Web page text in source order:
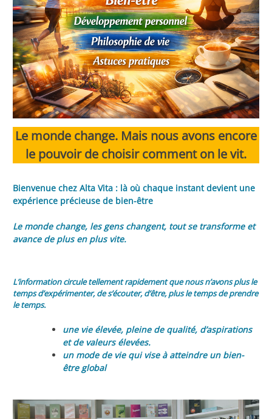
Le monde change. Mais nous avons encore
le pouvoir de choisir comment on le vit.
Bienvenue chez Alta Vita : là où chaque instant devient une
expérience précieuse de bien-être
Le monde change, les gens changent, tout se transforme et
avance de plus en plus vite.
L’information circule tellement rapidement que nous n’avons plus le
temps d’expérimenter, de s’écouter, d’être, plus le temps de prendre
le temps.
une vie élevée, pleine de qualité, d’aspirations
et de valeurs élevées.
un mode de vie qui vise à atteindre un bien-
être global